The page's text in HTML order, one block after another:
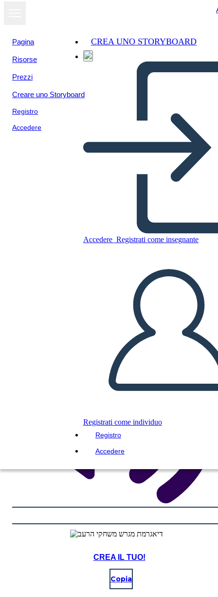
Pagina
Risorse
Prezzi
Creare uno Storyboard
Registro
Accedere
CREA UNO STORYBOARD
Accedere Registrati come insegnante
Registrati come individuo
Registro
Accedere
CREARE UNO STORYBOARD
RIPRODURRE LA PRESENTAZIONE
LEGGIMI
CREA IL TUO!
Copia